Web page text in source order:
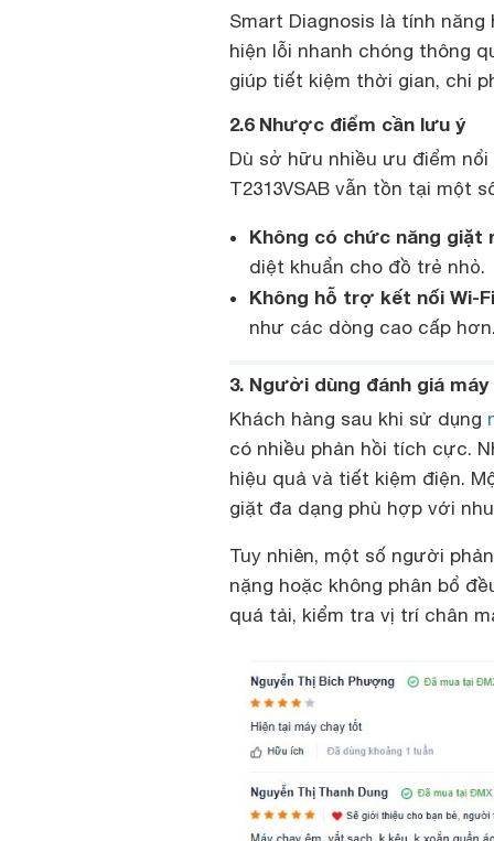
Smart Diagnosis là tính
hiện lỗi nhanh chóng thông
giúp tiết kiệm thời gian, chi
2.6 Nhược điểm cần lưu ý
Dù sở hữu nhiều ưu điểm
T2313VSAB vẫn tồn tại một
Không có chức năng giặt
diệt khuẩn cho đồ trẻ nhỏ.
Không hỗ trợ kết nối Wi-Fi
như các dòng cao cấp
3. Người dùng đánh giá
Khách hàng sau khi sử dụng
có nhiều phản hồi tích cực.
hiệu quả và tiết kiệm điện.
giặt đa dạng phù hợp với
Tuy nhiên, một số người
nặng hoặc không phân bổ
quá tải, kiểm tra vị trí chân